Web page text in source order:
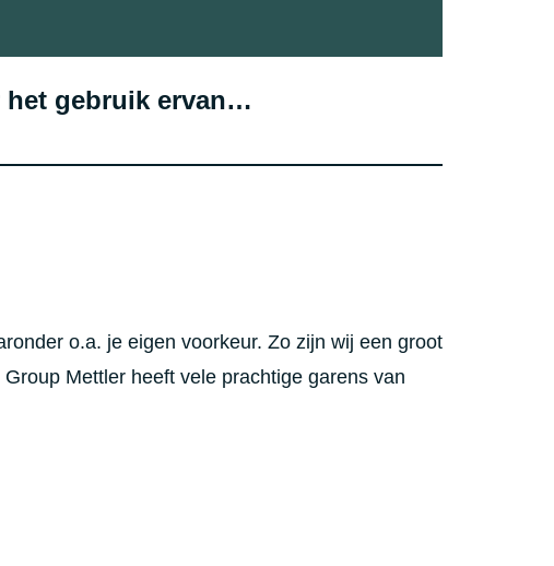
het gebruik ervan…
o.a. je eigen voorkeur. Zo zijn wij een groot
Mettler heeft vele prachtige garens van